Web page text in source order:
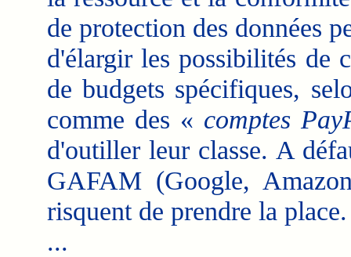
de protection des données
d'élargir les possibilités de
de budgets spécifiques,
comme des « comptes
d'outiller leur classe. A
GAFAM (Google,
risquent de prendre la place.
...